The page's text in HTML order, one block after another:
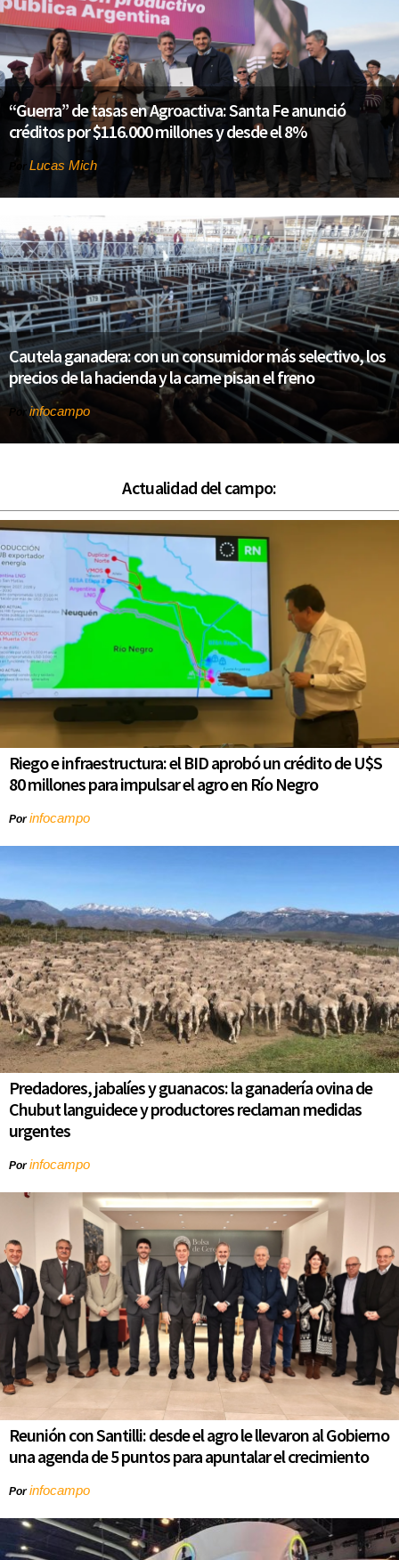
“Guerra” de tasas en Agroactiva: Santa Fe anunció
créditos por $116.000 millones y desde el 8%
Por Lucas Mich
Cautela ganadera: con un consumidor más selectivo, los
precios de la hacienda y la carne pisan el freno
Por infocampo
Actualidad del campo:
Riego e infraestructura: el BID aprobó un crédito de U$S
80 millones para impulsar el agro en Río Negro
Porinfocampo
Predadores, jabalíes y guanacos: la ganadería ovina de
Chubut languidece y productores reclaman medidas
urgentes
Porinfocampo
Reunión con Santilli: desde el agro le llevaron al Gobierno
una agenda de 5 puntos para apuntalar el crecimiento
Porinfocampo